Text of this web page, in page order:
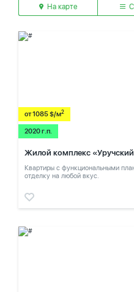
На карте
от 1085 $/м2
2020 г.п.
Жилой комплекс
Квартиры с функциональными
отделку на любой вкус.